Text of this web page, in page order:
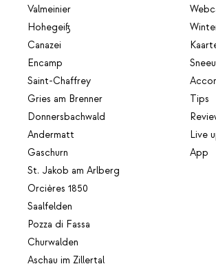
Valmeinier
Hohegeiß
Canazei
Encamp
Saint-Chaffrey
Gries am Brenner
Donnersbachwald
Andermatt
Gaschurn
St. Jakob am Arlberg
Orcières 1850
Saalfelden
Pozza di Fassa
Churwalden
Aschau im Zillertal
Tips
Live
App